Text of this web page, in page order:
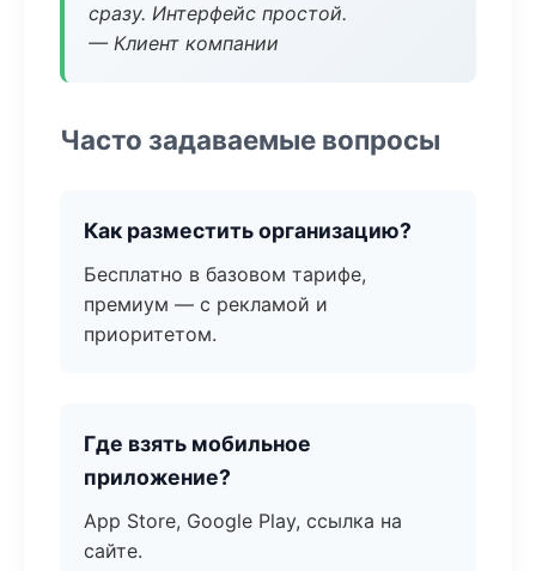
сразу. Интерфейс простой.
— Клиент компании
Часто задаваемые вопросы
Как разместить организацию?
Бесплатно в базовом тарифе,
премиум — с рекламой и
приоритетом.
Где взять мобильное
приложение?
App Store, Google Play, ссылка на
сайте.